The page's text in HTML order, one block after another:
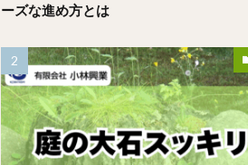
ーズな進め方とは